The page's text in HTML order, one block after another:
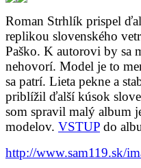
Roman Strhlík prispel
replikou slovenského
Paško. K autorovi by sa
nehovorí. Model je to
sa patrí. Lieta pekne a
priblížil ďalší kúsok
som spravil malý album
modelov. VSTUP do
http://www.sam119.sk/